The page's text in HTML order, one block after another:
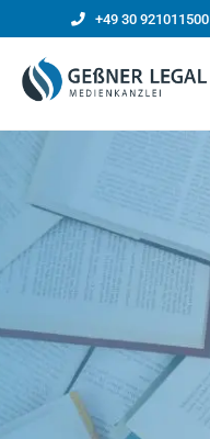
+49 30 921011500